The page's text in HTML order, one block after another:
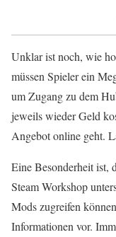
Unklar ist noch, wie
müssen Spieler ein
um Zugang zu dem
jeweils wieder Geld
Angebot online geht.
Eine Besonderheit ist,
Steam Workshop
Mods zugreifen
Informationen vor.